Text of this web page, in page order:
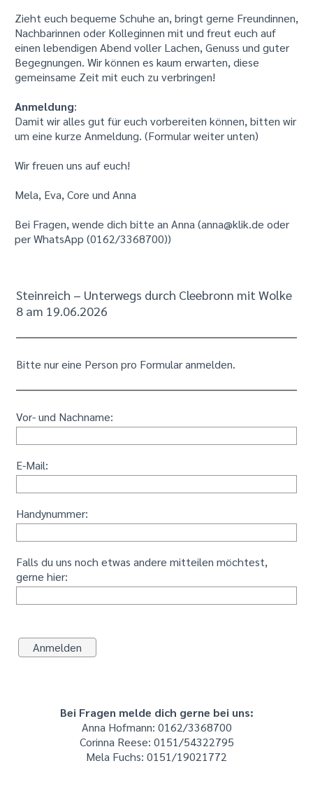
Zieht euch bequeme Schuhe an, bringt gerne Freundinnen,
Nachbarinnen oder Kolleginnen mit und freut euch auf
einen lebendigen Abend voller Lachen, Genuss und guter
Begegnungen. Wir können es kaum erwarten, diese
gemeinsame Zeit mit euch zu verbringen!
Anmeldung:
Damit wir alles gut für euch vorbereiten können, bitten wir
um eine kurze Anmeldung. (Formular weiter unten)
Wir freuen uns auf euch!
Mela, Eva, Core und Anna
Bei Fragen, wende dich bitte an Anna (anna@klik.de oder
per WhatsApp (0162/3368700))
Steinreich – Unterwegs durch Cleebronn mit Wolke
8 am 19.06.2026
Bitte nur eine Person pro Formular anmelden.
Vor- und Nachname:
E-Mail:
Handynummer:
Falls du uns noch etwas andere mitteilen möchtest,
gerne hier:
Bei Fragen melde dich gerne bei uns:
Anna Hofmann: 0162/3368700
Corinna Reese: 0151/54322795
Mela Fuchs: 0151/19021772